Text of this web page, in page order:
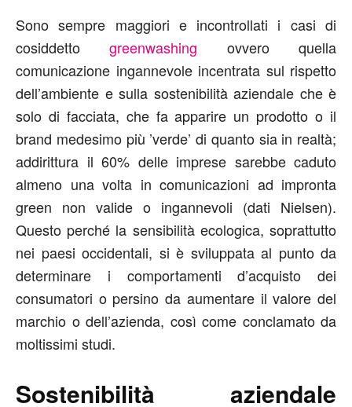
Sono sempre maggiori e incontrollati i casi di
cosiddettogreenwashing ovvero quella
comunicazione ingannevole incentrata sul rispetto
dell’ambiente e sulla sostenibilità aziendale che è
solo di facciata, che fa apparire un prodotto o il
brand medesimo più ’verde’ di quanto sia in realtà;
addirittura il 60% delle imprese sarebbe caduto
almeno una volta in comunicazioni ad impronta
green non valide o ingannevoli (dati Nielsen).
Questo perché la sensibilità ecologica, soprattutto
nei paesi occidentali, si è sviluppata al punto da
determinare i comportamenti d’acquisto dei
consumatori o persino da aumentare il valore del
marchio o dell’azienda, così come conclamato da
moltissimi studi.
Sostenibilità aziendale